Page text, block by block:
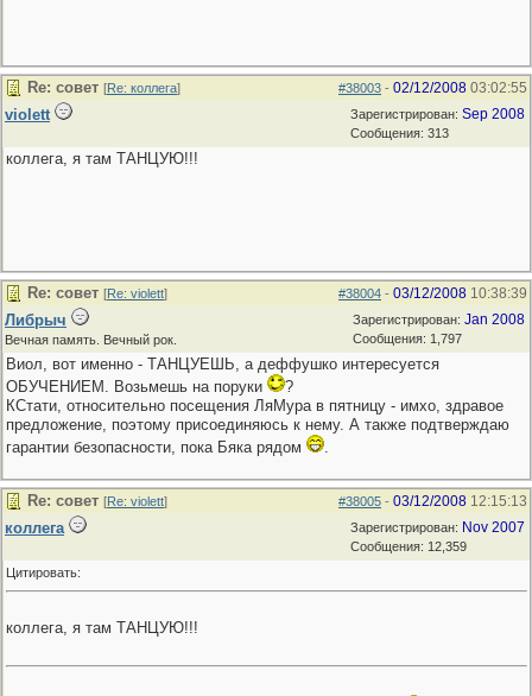
#38003 - 02/12/2008 03:02:55
Re: совет [Re: коллега]
Зарегистрирован: Sep 2008
Сообщения: 313
violett
коллега, я там ТАНЦУЮ!!!
#38004 - 03/12/2008 10:38:39
Re: совет [Re: violett]
Зарегистрирован: Jan 2008
Сообщения: 1,797
Либрыч
Вечная память. Вечный рок.
Виол, вот именно - ТАНЦУЕШЬ, а деффушко интересуется
ОБУЧЕНИЕМ. Возьмешь на поруки
?
КСтати, относительно посещения ЛяМура в пятницу - имхо, здравое
предложение, поэтому присоединяюсь к нему. А также подтверждаю
гарантии безопасности, пока Бяка рядом
.
#38005 - 03/12/2008 12:15:13
Re: совет [Re: violett]
Зарегистрирован: Nov 2007
Сообщения: 12,359
коллега
Цитировать:
коллега, я там ТАНЦУЮ!!!